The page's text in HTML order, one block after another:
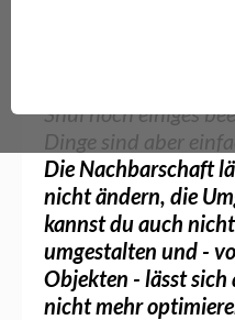
Shui noch einiges
Dinge sind aber
Die Nachbarschaft
nicht ändern, die
kannst du auch
umgestalten und -
Objekten - lässt sich
nicht mehr